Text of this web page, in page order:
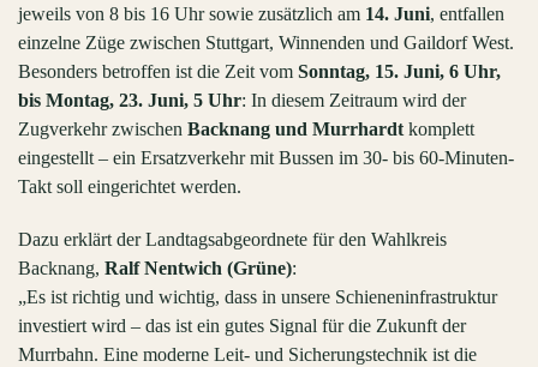
jeweils von 8 bis 16 Uhr sowie zusätzlich am 14. Juni, entfallen
einzelne Züge zwischen Stuttgart, Winnenden und Gaildorf West.
Besonders betroffen ist die Zeit vom Sonntag, 15. Juni, 6 Uhr,
bis Montag, 23. Juni, 5 Uhr: In diesem Zeitraum wird der
Zugverkehr zwischen Backnang und Murrhardt komplett
eingestellt – ein Ersatzverkehr mit Bussen im 30- bis 60-Minuten-
Takt soll eingerichtet werden.
Dazu erklärt der Landtagsabgeordnete für den Wahlkreis
Backnang, Ralf Nentwich (Grüne):
„Es ist richtig und wichtig, dass in unsere Schieneninfrastruktur
investiert wird – das ist ein gutes Signal für die Zukunft der
Murrbahn. Eine moderne Leit- und Sicherungstechnik ist die